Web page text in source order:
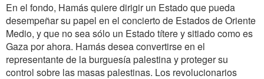
En el fondo, Hamás quiere dirigir un Estado que pueda
desempeñar su papel en el concierto de Estados de Oriente
Medio, y que no sea sólo un Estado títere y sitiado como es
Gaza por ahora. Hamás desea convertirse en el
representante de la burguesía palestina y proteger su
control sobre las masas palestinas. Los revolucionarios